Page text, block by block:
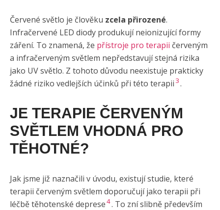
Červené světlo je člověku zcela přirozené.
Infračervené LED diody produkují neionizující formy
záření. To znamená, že přístroje pro terapii červeným
a infračerveným světlem nepředstavují stejná rizika
jako UV světlo. Z tohoto důvodu neexistuje prakticky
žádné riziko vedlejších účinků při této terapii 3.
JE TERAPIE ČERVENÝM
SVĚTLEM VHODNÁ PRO
TĚHOTNÉ?
Jak jsme již naznačili v úvodu, existují studie, které
terapii červeným světlem doporučují jako terapii při
léčbě těhotenské deprese4. To zní slibně především